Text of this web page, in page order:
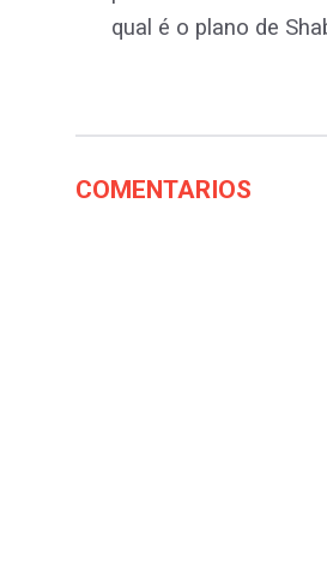
qual é o plano de
COMENTARIOS